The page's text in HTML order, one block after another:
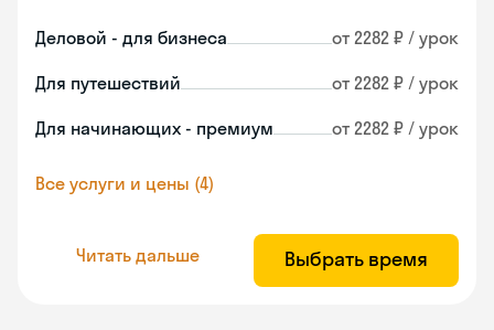
Деловой - для бизнеса от 2282 ₽ / урок
Для путешествий от 2282 ₽ / урок
Для начинающих - премиум от 2282 ₽ / урок
Все услуги и цены (4)
Читать дальше Выбрать время